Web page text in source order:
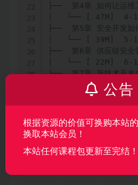
├──  第4章 如何让运维
│   └── [ 47M]  4-1如
├──  第5章 安全开发如
│   └── [ 39M]  5-1安
├──  第6章 供应链安全
│   └── [ 22M]  6-1供
└──  第7章 新技术及未
└── [ 22M]  7-1
声明：本站所有资料均来源于网
公告
根据资源的价值可换购本站
换取本站会员！
本站任何课程包更新至完结！